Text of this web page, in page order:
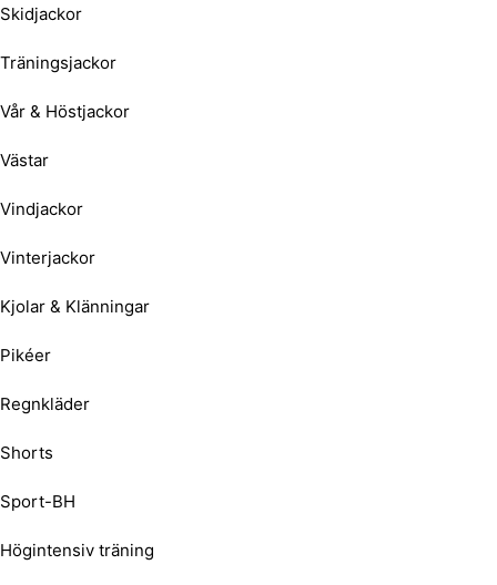
Skidjackor
Träningsjackor
Vår & Höstjackor
Västar
Vindjackor
Vinterjackor
Kjolar & Klänningar
Pikéer
Regnkläder
Shorts
Sport-BH
Högintensiv träning